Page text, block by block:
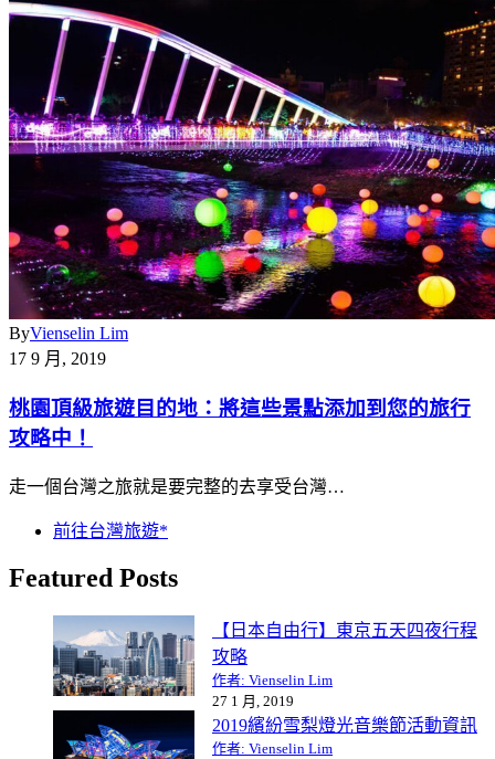
ByVienselin Lim
17 9 月, 2019
桃園頂級旅遊目的地：將這些景點添加到您的旅行
攻略中！
走一個台灣之旅就是要完整的去享受台灣…
前往台灣旅遊*
Featured Posts
【日本自由行】東京五天四夜行程
攻略
作者: Vienselin Lim
27 1 月, 2019
2019繽紛雪梨燈光音樂節活動資訊
作者: Vienselin Lim